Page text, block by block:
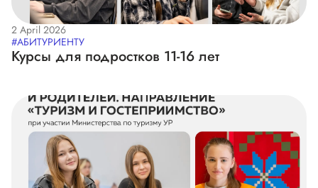
2 April 2026
#АБИТУРИЕНТУ
Курсы для подростков 11-16 лет